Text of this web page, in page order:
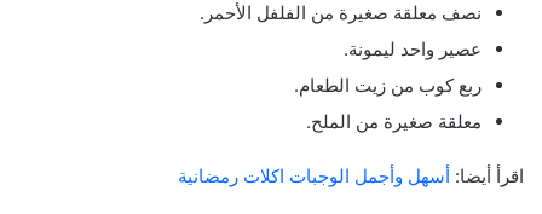
نصف معلقة صغيرة من الفلفل الأحمر.
عصير واحد ليمونة.
ربع كوب من زيت الطعام.
معلقة صغيرة من الملح.
اقرأ أيضا: أسهل وأجمل الوجبات اكلات رمضانية